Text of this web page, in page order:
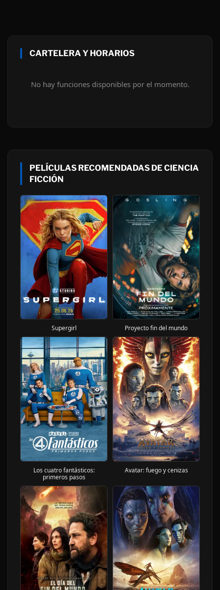
CARTELERA Y HORARIOS
No hay funciones disponibles por el momento.
PELÍCULAS RECOMENDADAS DE CIENCIA
FICCIÓN
Supergirl Proyecto fin del mundo
Los cuatro fantásticos:
primeros pasos
Avatar: fuego y cenizas